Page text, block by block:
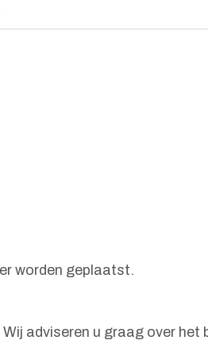
worden geplaatst.
adviseren u graag over